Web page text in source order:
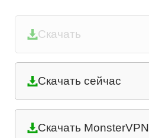
Скачать
Скачать сейчас
Скачать MonsterVPN